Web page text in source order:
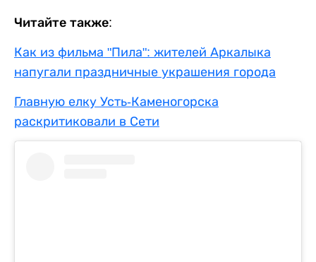
Читайте также:
Как из фильма "Пила": жителей Аркалыка
напугали праздничные украшения города
Главную елку Усть-Каменогорска
раскритиковали в Сети